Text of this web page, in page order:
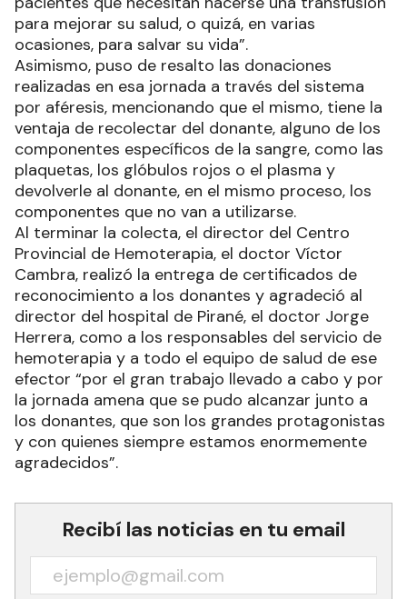
para mejorar su salud, o quizá, en varias
ocasiones, para salvar su vida”.
Asimismo, puso de resalto las donaciones
realizadas en esa jornada a través del sistema
por aféresis, mencionando que el mismo, tiene la
ventaja de recolectar del donante, alguno de los
componentes específicos de la sangre, como las
plaquetas, los glóbulos rojos o el plasma y
devolverle al donante, en el mismo proceso, los
componentes que no van a utilizarse.
Al terminar la colecta, el director del Centro
Provincial de Hemoterapia, el doctor Víctor
Cambra, realizó la entrega de certificados de
reconocimiento a los donantes y agradeció al
director del hospital de Pirané, el doctor Jorge
Herrera, como a los responsables del servicio de
hemoterapia y a todo el equipo de salud de ese
efector “por el gran trabajo llevado a cabo y por
la jornada amena que se pudo alcanzar junto a
los donantes, que son los grandes protagonistas
y con quienes siempre estamos enormemente
agradecidos”.
Recibí las noticias en tu email